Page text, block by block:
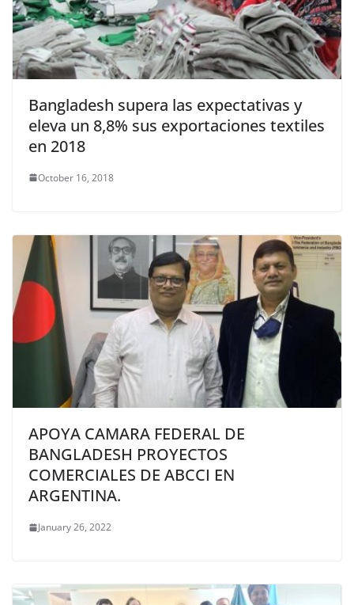
Bangladesh supera las expectativas y
eleva un 8,8% sus exportaciones textiles
en 2018
October 16, 2018
APOYA CAMARA FEDERAL DE
BANGLADESH PROYECTOS
COMERCIALES DE ABCCI EN
ARGENTINA.
January 26, 2022